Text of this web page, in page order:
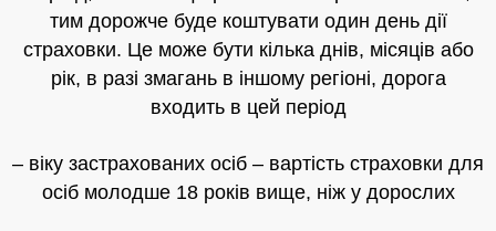
тим дорожче буде коштувати один день дії
страховки. Це може бути кілька днів, місяців або
рік, в разі змагань в іншому регіоні, дорога
входить в цей період
– віку застрахованих осіб – вартість страховки для
осіб молодше 18 років вище, ніж у дорослих